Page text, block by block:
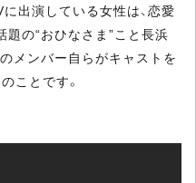
出演している女性は、恋愛
の“おひなさま”こと長浜
メンバー自らがキャストを
ことです。